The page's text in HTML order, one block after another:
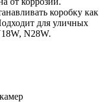
коробку как
для уличных
N28W.